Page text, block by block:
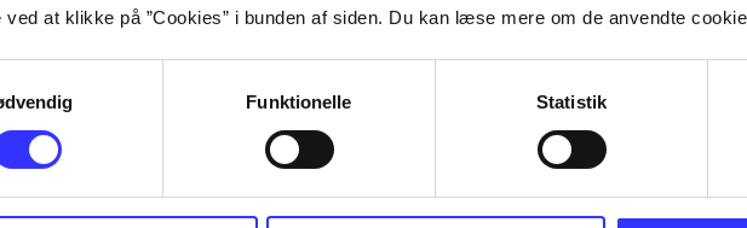
at klikke på ”Cookies” i bunden af siden. Du kan læse mere om de anvendte
Funktionelle Statistik
...